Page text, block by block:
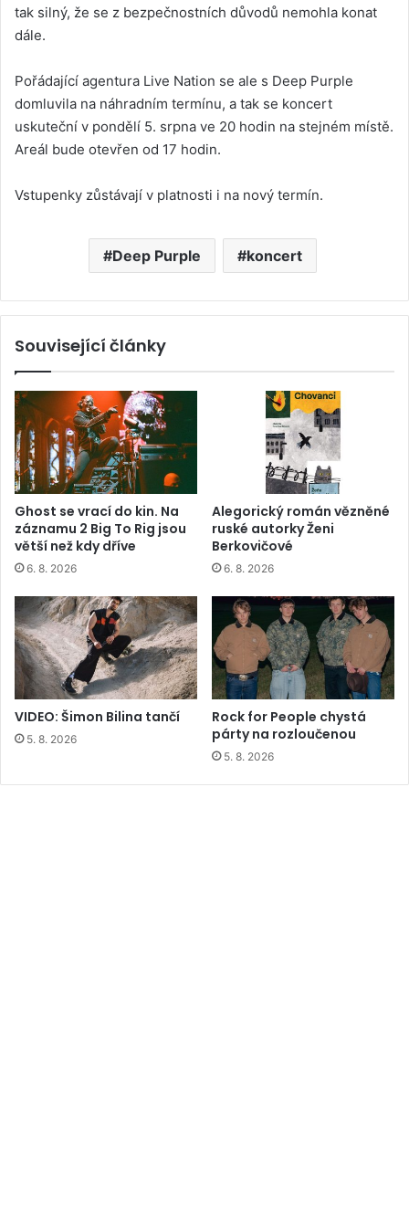
tak silný, že se z bezpečnostních důvodů nemohla konat
dále.
Pořádající agentura Live Nation se ale s Deep Purple
domluvila na náhradním termínu, a tak se koncert
uskuteční v pondělí 5. srpna ve 20 hodin na stejném místě.
Areál bude otevřen od 17 hodin.
Vstupenky zůstávají v platnosti i na nový termín.
Deep Purple koncert
Související články
Ghost se vrací do kin. Na
záznamu 2 Big To Rig jsou
větší než kdy dříve
6. 8. 2026
Alegorický román vězněné
ruské autorky Ženi
Berkovičové
6. 8. 2026
VIDEO: Šimon Bilina tančí
5. 8. 2026
Rock for People chystá
párty na rozloučenou
5. 8. 2026